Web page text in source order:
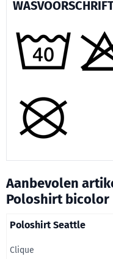
Aanbevolen
Poloshirt bicolor
Poloshirt Seattle
Merk:
Clique